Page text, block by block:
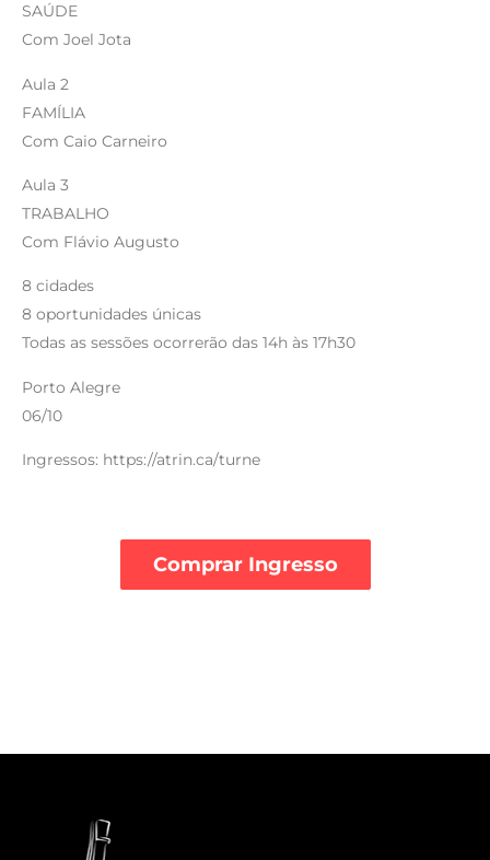
SAÚDE
Com Joel Jota
Aula 2
FAMÍLIA
Com Caio Carneiro
Aula 3
TRABALHO
Com Flávio Augusto
8 cidades
8 oportunidades únicas
Todas as sessões ocorrerão das 14h às 17h30
Porto Alegre
06/10
Ingressos: https://atrin.ca/turne
Comprar Ingresso